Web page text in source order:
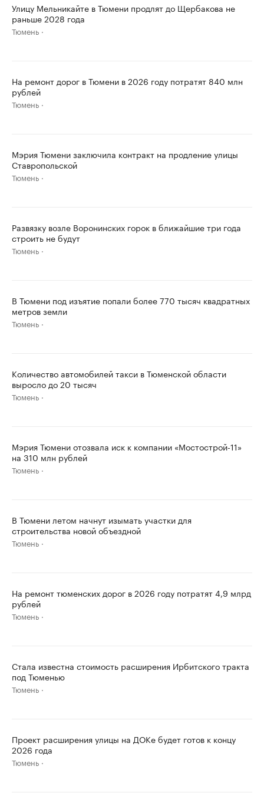
Улицу Мельникайте в Тюмени продлят до Щербакова не
раньше 2028 года
Тюмень
На ремонт дорог в Тюмени в 2026 году потратят 840 млн
рублей
Тюмень
Мэрия Тюмени заключила контракт на продление улицы
Ставропольской
Тюмень
Развязку возле Воронинских горок в ближайшие три года
строить не будут
Тюмень
В Тюмени под изъятие попали более 770 тысяч квадратных
метров земли
Тюмень
Количество автомобилей такси в Тюменской области
выросло до 20 тысяч
Тюмень
Мэрия Тюмени отозвала иск к компании «Мостострой-11»
на 310 млн рублей
Тюмень
В Тюмени летом начнут изымать участки для
строительства новой объездной
Тюмень
На ремонт тюменских дорог в 2026 году потратят 4,9 млрд
рублей
Тюмень
Стала известна стоимость расширения Ирбитского тракта
под Тюменью
Тюмень
Проект расширения улицы на ДОКе будет готов к концу
2026 года
Тюмень